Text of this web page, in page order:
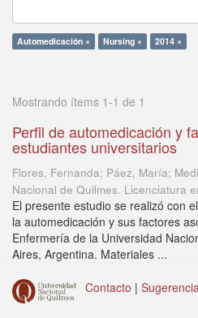
Automedicación × Nursing × 2014 ×
Mostrando ítems 1-1 de 1
Perfil de automedicación y
estudiantes universitarios
Flores, Fernanda; Páez, María;
Nacional de Quilmes. Licenciatura
El presente estudio se realizó con
la automedicación y sus factores
Enfermería de la Universidad
Aires, Argentina. Materiales ...
Contacto |